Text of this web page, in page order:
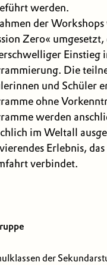
werden.
der
Zero« umgesetzt,
Einstieg
Die
und Schüler
ohne
werden
im Weltall
Erlebnis,
verbindet.
der